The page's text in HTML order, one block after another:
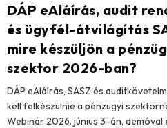
DÁP eAláírás, audit
és ügyfél-átvilágítás
mire készüljön a
szektor 2026-ban?
DÁP eAláírás, SASZ és
kell felkészülnie a pénzügyi
Webinár 2026. június 3-án, demóval